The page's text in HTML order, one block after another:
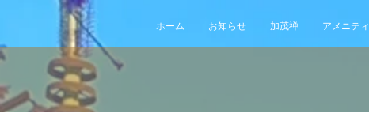
ホーム お知らせ 加茂禅 アメニティ